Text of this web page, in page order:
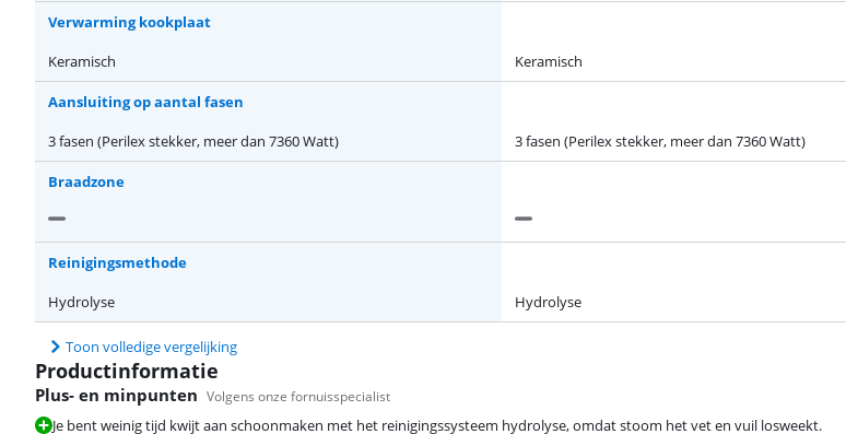
Verwarming kookplaat
Keramisch
Keramisch
Aansluiting op aantal fasen
3 fasen (Perilex stekker, meer dan 7360 Watt)
3 fasen (Perilex stekker, meer dan 7360 Watt)
Braadzone
Reinigingsmethode
Hydrolyse
Hydrolyse
Toon volledige vergelijking
Productinformatie
Plus- en minpunten Volgens onze fornuisspecialist
Je bent weinig tijd kwijt aan schoonmaken met het reinigingssysteem hydrolyse, omdat stoom het vet en vuil losweekt.